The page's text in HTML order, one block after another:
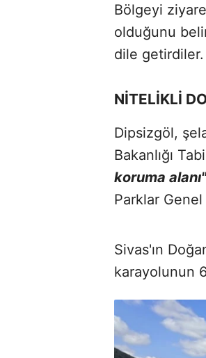
Bölgeyi
olduğunu
dile getirdiler.
NİTELİKLİ
Dipsizgöl,
Bakanlığı
koruma alanı"
Parklar
Sivas'ın
karayolunun